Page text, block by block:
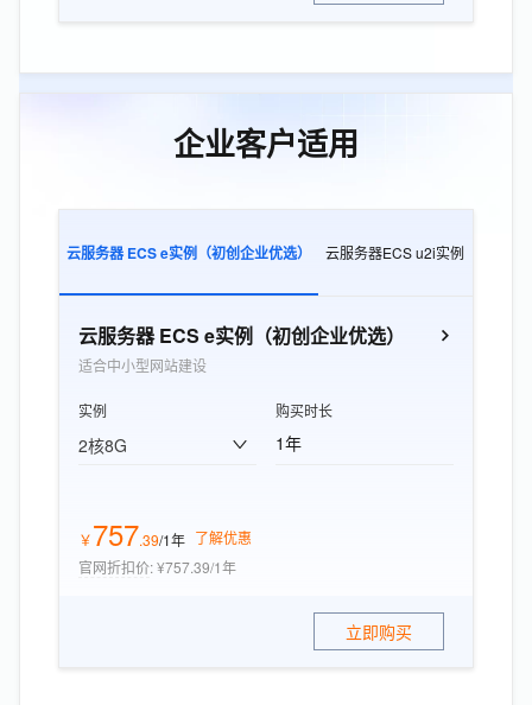
企业客户适用
云服务器 ECS e实例（初创企业优选） 云服务器ECS u2i实例
云服务器 ECS e实例（初创企业优选）
适合中小型网站建设
实例
2核8G
购买时长
1年
￥757.39/1年 了解优惠
官网折扣价:¥757.39/1年
立即购买